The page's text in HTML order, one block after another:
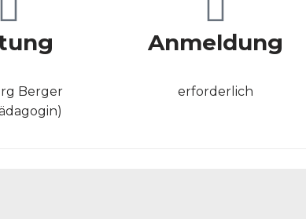
Berger
Anmeldung
erforderlich